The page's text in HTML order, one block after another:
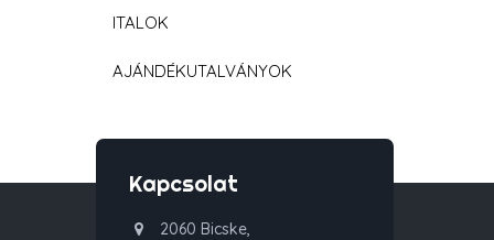
ITALOK
AJÁNDÉKUTALVÁNYOK
Kapcsolat
2060 Bicske,